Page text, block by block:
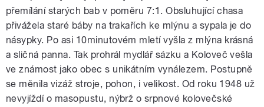
přemílání starých bab v poměru 7:1. Obsluhující chasa
přivážela staré báby na trakařích ke mlýnu a sypala je do
násypky. Po asi 10minutovém mletí vyšla z mlýna krásná
a sličná panna. Tak prohrál mydlář sázku a Koloveč vešla
ve známost jako obec s unikátním vynálezem. Postupně
se měnila vizáž stroje, pohon, i velikost. Od roku 1948 už
nevyjíždí o masopustu, nýbrž o srpnové kolovečské